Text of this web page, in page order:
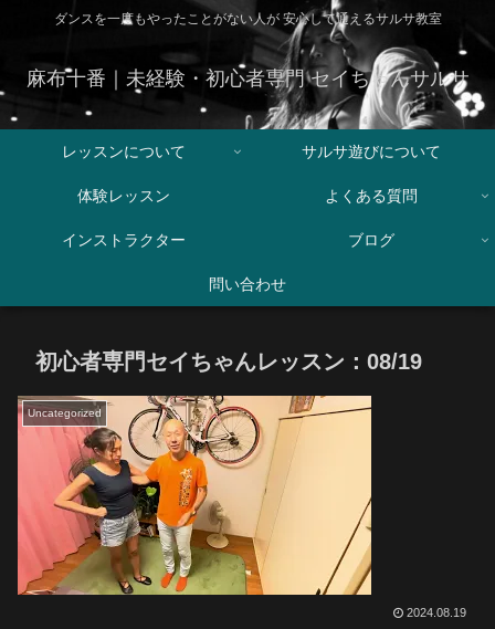
ダンスを一度もやったことがない人が 安心して通えるサルサ教室
麻布十番｜未経験・初心者専門 セイちゃんサルサ
レッスンについて サルサ遊びについて
体験レッスン よくある質問
インストラクター ブログ
問い合わせ
初心者専門セイちゃんレッスン：08/19
Uncategorized
2024.08.19